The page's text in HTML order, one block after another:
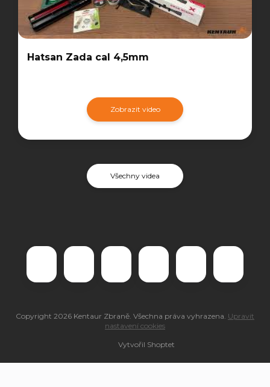
Hatsan Zada cal 4,5mm
Zobrazit video
Všechny videa
Vytvořil Shoptet
Copyright 2026 Kentaur Zbraně. Všechna práva vyhrazena. Upravit
nastavení cookies